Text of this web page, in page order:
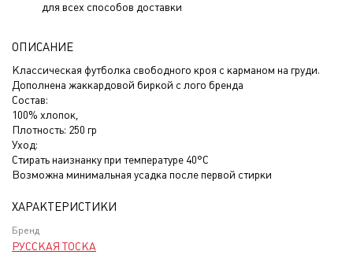
для всех способов доставки
ОПИСАНИЕ
Классическая футболка свободного кроя с карманом на груди.
Дополнена жаккардовой биркой с лого бренда
Состав:
100% хлопок,
Плотность: 250 гр
Уход:
Стирать наизнанку при температуре 40°С
Возможна минимальная усадка после первой стирки
ХАРАКТЕРИСТИКИ
Бренд
РУССКАЯ ТОСКА